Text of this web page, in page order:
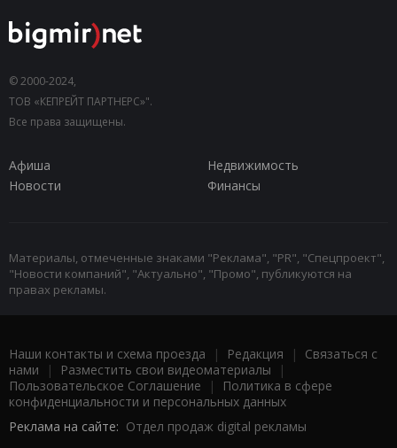
© 2000-2024,
ТОВ «КЕПРЕЙТ ПАРТНЕРС»".
Все права защищены.
Афиша
Недвижимость
Новости
Финансы
Материалы, отмеченные знаками "Реклама", "PR", "Спецпроект",
"Новости компаний", "Актуально", "Промо", публикуются на
правах рекламы.
Наши контакты и схема проезда | Редакция | Связаться с
нами | Разместить свои видеоматериалы |
Пользовательское Соглашение |
Политика в сфере
конфиденциальности и персональных данных
Реклама на сайте: Отдел продаж digital рекламы